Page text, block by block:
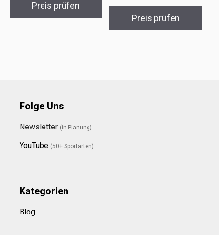
Preis prüfen
Preis prüfen
Folge Uns
Newsletter (in Planung)
YouTube (50+ Sportarten)
Kategorien
Blog